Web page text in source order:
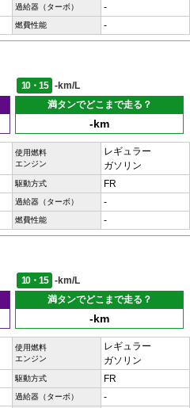
過給器（ターボ） -
燃費性能 -
10・15
-km/L
満タンでどこまで走る？
-km
使用燃料
エンジン
レギュラー
ガソリン
駆動方式 FR
過給器（ターボ） -
燃費性能 -
10・15
-km/L
満タンでどこまで走る？
-km
使用燃料
エンジン
レギュラー
ガソリン
駆動方式 FR
過給器（ターボ） -